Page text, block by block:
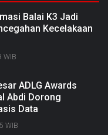
Balai K3 Jadi
Kecelakaan
WIB
ADLG Awards
Abdi Dorong
Data
WIB